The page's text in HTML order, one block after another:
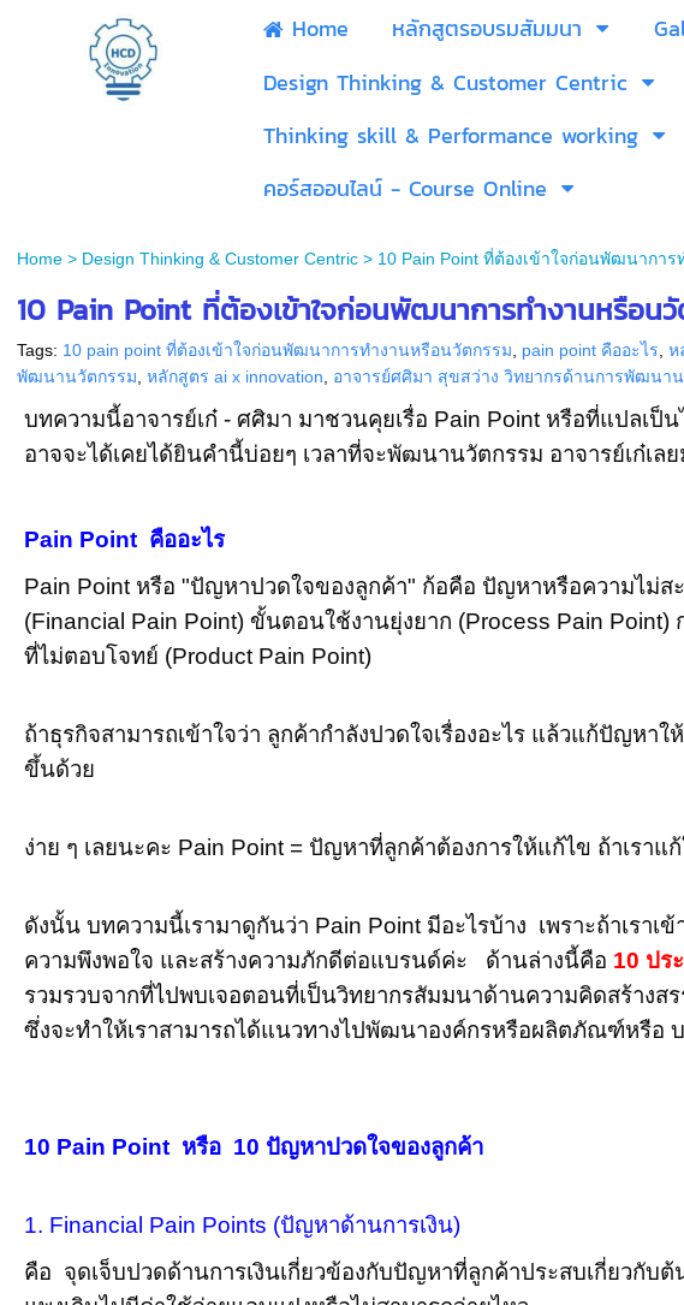
Home หลักสูตรอบรมสัมมนา
Design Thinking & Customer Centric
Thinking skill & Performance working
คอร์สออนไลน์ - Course Online
Home> Design Thinking & Customer Centric> 10 Pain Point ที่ต้องเข้าใจก่อนพัฒนากา
10 Pain Point ที่ต้องเข้าใจก่อนพัฒนาการทำงานหรือน
Tags: 10 pain point ที่ต้องเข้าใจก่อนพัฒนาการทำงานหรือนวัตกรรม pain point คืออะไร ห
พัฒนานวัตกรรม หลักสูตร ai x innovation อาจารย์ศศิมา สุขสว่าง วิทยากรด้านการพัฒนา
บทความนี้อาจารย์เก๋ - ศศิมา มาชวนคุยเรื่อ Pain Point หรือที่แปลเ
อาจจะได้เคยได้ยินคำนี้บ่อยๆ เวลาที่จะพัฒนานวัตกรรม อาจารย์เก๋เล
Pain Point คืออะไรอาPain Point จารย์ศศิมา สุขสว่าง วิทยากรสอ
Pain Point หรือ "ปัญหาปวดใจของลูกค้า" ก้อคือ ปัญหาหรือความไม่สะ
(Financial Pain Point) ขั้นตอนใช้งานยุ่งยาก (Process Pain Point)
ที่ไม่ตอบโจทย์ (Product Pain Point)
ถ้าธุรกิจสามารถเข้าใจว่า ลูกค้ากำลังปวดใจเรื่องอะไร แล้วแก้ปัญ
ขึ้นด้วย
ง่าย ๆ เลยนะคะ Pain Point = ปัญหาที่ลูกค้าต้องการให้แก้ไข ถ้าเราแ
ดังนั้น บทความนี้เรามาดูกันว่า Pain Point มีอะไรบ้าง เพราะถ้าเราเข้
ความพึงพอใจ และสร้างความภักดีต่อแบรนด์ค่ะ ด้านล่างนี้คือ 10 ปร
รวมรวบจากที่ไปพบเจอตอนที่เป็นวิทยากรสัมมนาด้านความคิดสร้าง
ซึ่งจะทำให้เราสามารถได้แนวทางไปพัฒนาองค์กรหรือผลิตภัณฑ์หรือ
10 Pain Point หรือ 10 ปัญหาปวดใจของลูกค้า
1. Financial Pain Points (ปัญหาด้านการเงิน)
คือ จุดเจ็บปวดด้านการเงินเกี่ยวข้องกับปัญหาที่ลูกค้าประสบเกี่ยวกั